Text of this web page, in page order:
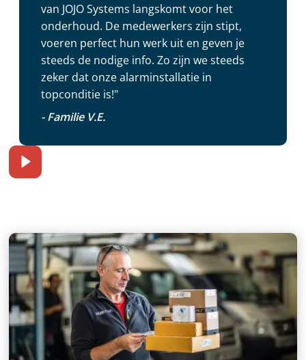
van JOJO Systems langskomt voor het
onderhoud. De medewerkers zijn stipt,
voeren perfect hun werk uit en geven je
steeds de nodige info. Zo zijn we steeds
zeker dat onze alarminstallatie in
topconditie is!"
- Familie V.E.